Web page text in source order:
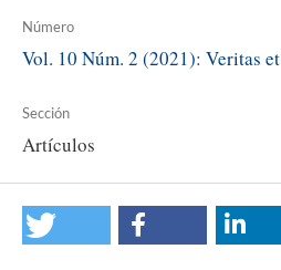
Número
Vol. 10 Núm. 2 (2021): Veritas
Sección
Artículos